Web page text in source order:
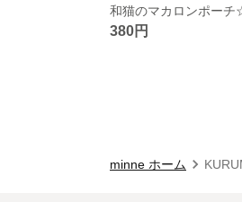
和猫のマカロンポーチ
380円
minne ホーム